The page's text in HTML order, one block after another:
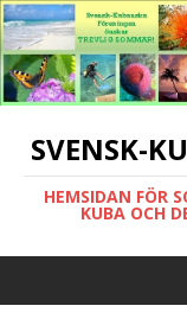
SVENSK-
HEMSIDAN FÖR
KUBA OCH